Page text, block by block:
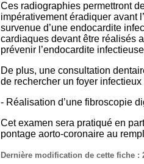
Ces radiographies permettront
impérativement éradiquer avant
survenue d’une endocardite
cardiaques devant être réalisés
prévenir l’endocardite
De plus, une consultation
de rechercher un foyer
- Réalisation d’une fibroscopie
Cet examen sera pratiqué en
pontage aorto-coronaire au
Dernière modification de cette fiche :